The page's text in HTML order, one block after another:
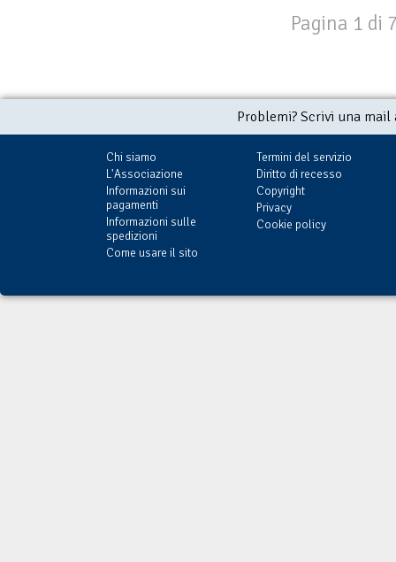
Pagina 1 di
Problemi? Scrivi una
Chi siamo
L'Associazione
Informazioni sui
pagamenti
Informazioni sulle
spedizioni
Come usare il sito
Termini del servizio
Diritto di recesso
Copyright
Privacy
Cookie policy